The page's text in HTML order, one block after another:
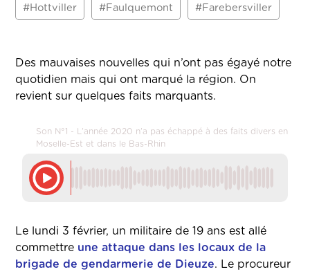
#Hottviller #Faulquemont #Farebersviller
Des mauvaises nouvelles qui n’ont pas égayé notre
quotidien mais qui ont marqué la région. On
revient sur quelques faits marquants.
Son N°1 - L’année 2020 n’a pas échappé à des faits divers en
Moselle-Est et dans le Bas-Rhin
Le lundi 3 février, un militaire de 19 ans est allé
commettre une attaque dans les locaux de la
brigade de gendarmerie de Dieuze. Le procureur